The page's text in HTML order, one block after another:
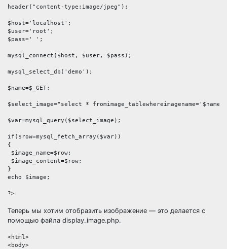
header("content-type:image/jpeg");
$host='localhost';
$user='root';
$pass=' ';
mysql_connect($host, $user, $pass);
mysql_select_db('demo');
$name=$_GET;
$select_image="select *
$var=mysql_query($select_image);
if($row=mysql_fetch_array($var))
{
$image_name=$row;
$image_content=$row;
}
echo $image;
Теперь мы хотим отобразить изображение — это делается с
помощью файла display_image.php.
<html>
<body>